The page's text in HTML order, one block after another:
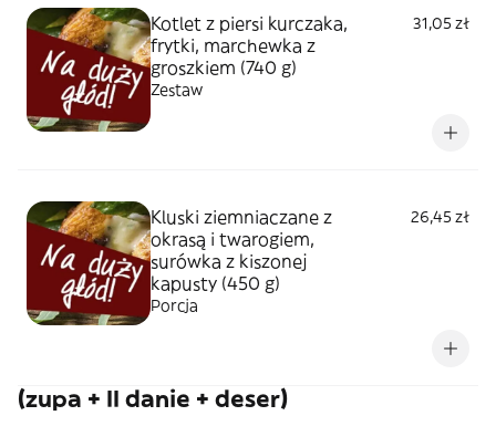
Kotlet z piersi kurczaka,
frytki, marchewka z
groszkiem (740 g)
31,05 zł
Zestaw
Kluski ziemniaczane z
okrasą i twarogiem,
surówka z kiszonej
kapusty (450 g)
26,45 zł
Porcja
(zupa + II danie + deser)